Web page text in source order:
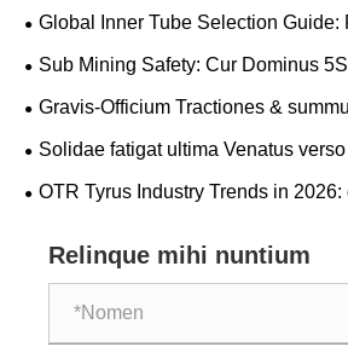
Workflows?
Global Inner Tube Selection Guide:
Scenario-Based Applications for
Sub Mining Safety: Cur Dominus
crucial ad Circumscriptis Coste LHD
Gravis-Officium Tractiones &
pervenire CARRUS Purgamentum
Solidae fatigat ultima Venatus verso
Operations?
OTR Tyrus Industry Trends in 2026:
Relinque mihi nuntium